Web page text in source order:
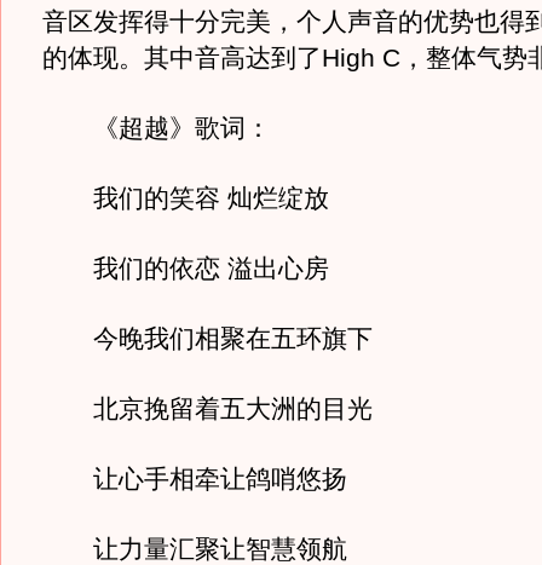
音区发挥得十分完美，个人声音的优势也得
的体现。其中音高达到了High C，整体气势
《超越》歌词：
我们的笑容 灿烂绽放
我们的依恋 溢出心房
今晚我们相聚在五环旗下
北京挽留着五大洲的目光
让心手相牵让鸽哨悠扬
让力量汇聚让智慧领航